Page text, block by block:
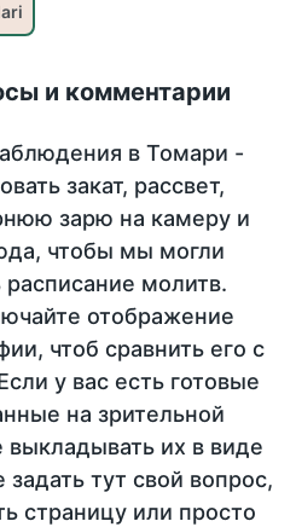
и комментарии
в Томари -
закат, рассвет,
зарю на камеру и
чтобы мы могли
расписание молитв.
отображение
чтоб сравнить его с
у вас есть готовые
на зрительной
их в виде
тут свой вопрос,
страницу или просто